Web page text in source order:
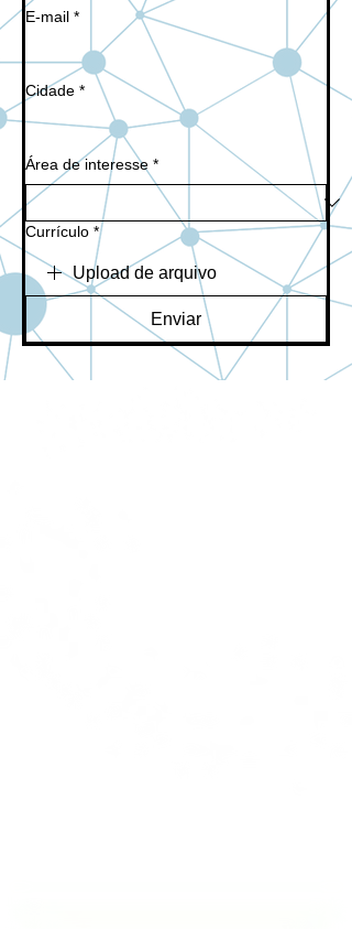
E-mail *
Cidade *
Área de interesse *
Currículo *
Upload de arquivo
Enviar